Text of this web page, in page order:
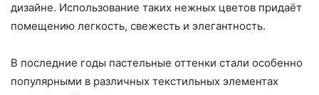
дизайне. Использование таких нежных цветов придаёт
помещению легкость, свежесть и элегантность.
В последние годы пастельные оттенки стали особенно
популярными в различных текстильных элементах